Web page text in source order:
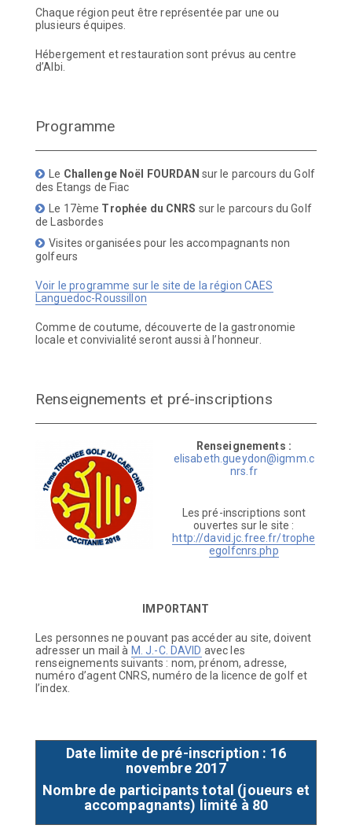
Chaque région peut être représentée par une ou
plusieurs équipes.
Hébergement et restauration sont prévus au centre
d’Albi.
Programme
Le Challenge Noël FOURDAN sur le parcours du Golf
des Etangs de Fiac
Le 17ème Trophée du CNRS sur le parcours du Golf
de Lasbordes
Visites organisées pour les accompagnants non
golfeurs
Voir le programme sur le site de la région CAES
Languedoc-Roussillon
Comme de coutume, découverte de la gastronomie
locale et convivialité seront aussi à l’honneur.
Renseignements et pré-inscriptions
Renseignements :
elisabeth.gueydon@igmm.c
nrs.fr
Les pré-inscriptions sont
ouvertes sur le site :
http://david.jc.free.fr/trophe
egolfcnrs.php
IMPORTANT
Les personnes ne pouvant pas accéder au site, doivent
adresser un mail à M. J.-C. DAVID avec les
renseignements suivants : nom, prénom, adresse,
numéro d’agent CNRS, numéro de la licence de golf et
l’index.
Date limite de pré-inscription : 16
novembre 2017
Nombre de participants total (joueurs et
accompagnants) limité à 80